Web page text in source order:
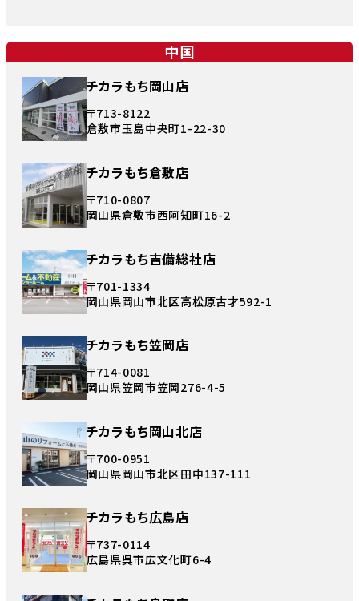
中国
チカラもち岡山店
〒713-8122
倉敷市玉島中央町1-22-30
チカラもち倉敷店
〒710-0807
岡山県倉敷市西阿知町16-2
チカラもち吉備総社店
〒701-1334
岡山県岡山市北区高松原古才592-1
チカラもち笠岡店
〒714-0081
岡山県笠岡市笠岡276-4-5
チカラもち岡山北店
〒700-0951
岡山県岡山市北区田中137-111
チカラもち広島店
〒737-0114
広島県呉市広文化町6-4